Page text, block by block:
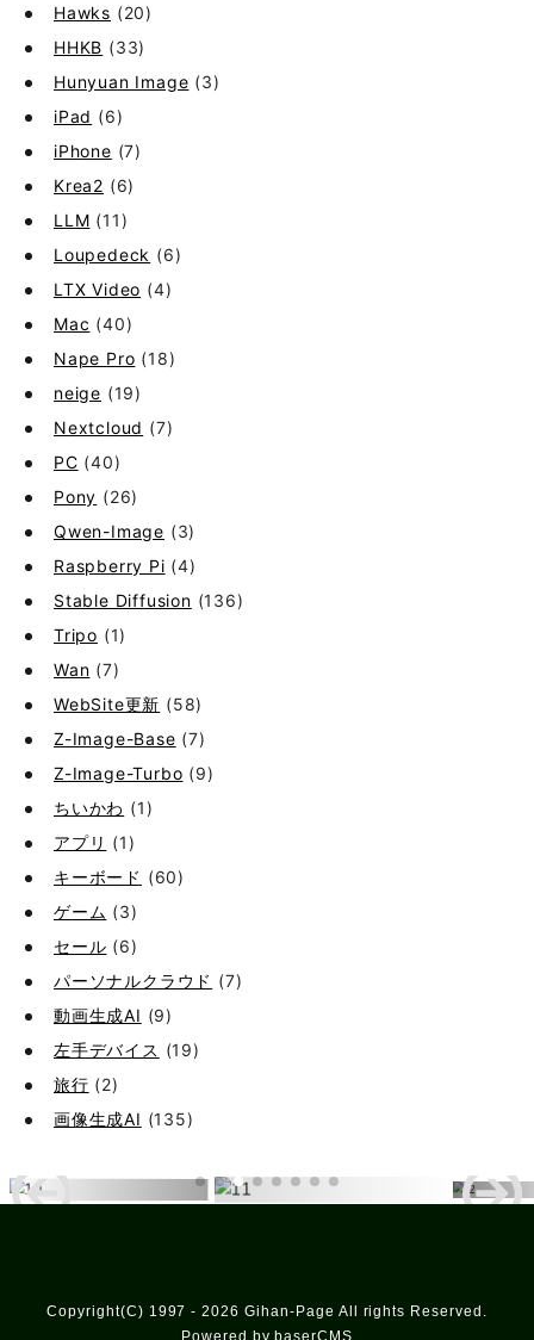
Hawks (20)
HHKB (33)
Hunyuan Image (3)
iPad (6)
iPhone (7)
Krea2 (6)
LLM (11)
Loupedeck (6)
LTX Video (4)
Mac (40)
Nape Pro (18)
neige (19)
Nextcloud (7)
PC (40)
Pony (26)
Qwen-Image (3)
Raspberry Pi (4)
Stable Diffusion (136)
Tripo (1)
Wan (7)
WebSite更新 (58)
Z-Image-Base (7)
Z-Image-Turbo (9)
ちいかわ (1)
アプリ (1)
キーボード (60)
ゲーム (3)
セール (6)
パーソナルクラウド (7)
動画生成AI (9)
左手デバイス (19)
旅行 (2)
画像生成AI (135)
Copyright(C) 1997 - 2026 Gihan-Page All rights Reserved.
Powered by baserCMS